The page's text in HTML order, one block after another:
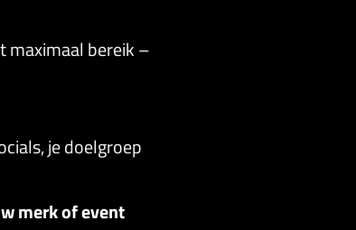
maximaal bereik –
je doelgroep
merk of event